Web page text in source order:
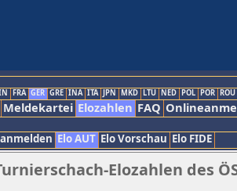
FRA GER GRE INA ITA JPN MKD LTU NED POL POR ROU
Meldekartei Elozahlen FAQ
Elo AUT Elo Vorschau Elo FIDE
Elozahlen des